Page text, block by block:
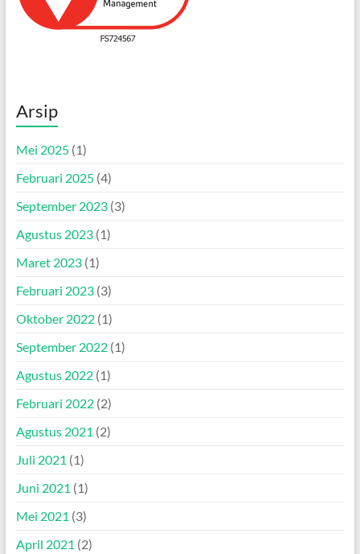
Arsip
Mei 2025(1)
Februari 2025(4)
September 2023(3)
Agustus 2023(1)
Maret 2023(1)
Februari 2023(3)
Oktober 2022(1)
September 2022(1)
Agustus 2022(1)
Februari 2022(2)
Agustus 2021 (2)
Juli 2021 (1)
Juni 2021 (1)
Mei 2021 (3)
April 2021 (2)